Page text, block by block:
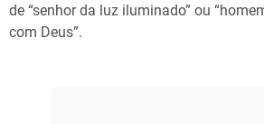
de “senhor da luz iluminado” ou
com Deus”.